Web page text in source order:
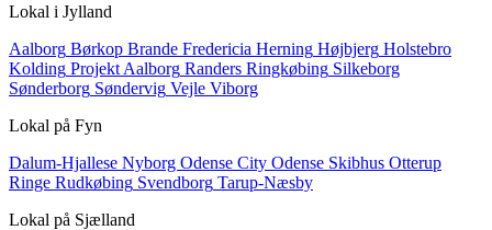
Lokal i Jylland
Aalborg Børkop Brande Fredericia Herning Højbjerg Holstebro
Kolding Projekt Aalborg Randers Ringkøbing Silkeborg
Sønderborg Søndervig Vejle Viborg
Lokal på Fyn
Dalum-Hjallese Nyborg Odense City Odense Skibhus Otterup
Ringe Rudkøbing Svendborg Tarup-Næsby
Lokal på Sjælland